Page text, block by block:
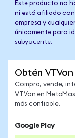
Este producto no
ni está afiliado con
empresa y
únicamente para
subyacente.
Obtén
Compra, vende,
VTVon en
más confiable.
Google Play